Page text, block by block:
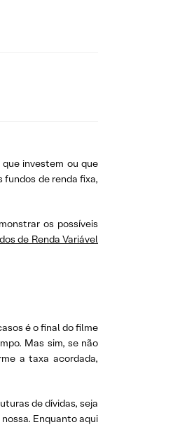
investem ou que
de renda fixa,
os possíveis
de Renda Variável
é o final do filme
Mas sim, se não
a taxa acordada,
de dívidas, seja
Enquanto aqui